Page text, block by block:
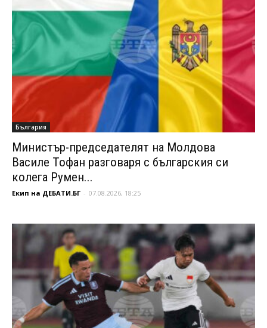
България
Министър-председателят на Молдова
Василе Тофан разговаря с българския си
колега Румен...
Екип на ДЕБАТИ.БГ - 07.08.2026, 18:25